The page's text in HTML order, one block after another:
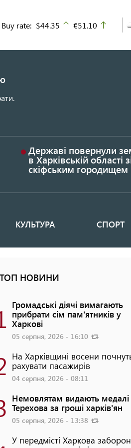
Buy rate: $44.35 up
€51.10
Державі повернули
в Харківській області
скіфським городищем
КУЛЬТУРА СПОРТ
ТОП НОВИНИ
Громадські діячі вимагають
прибрати сім пам'ятників у
Харкові
05 серпня, 2026 - 16:10
На Харківщині восени
рахувати пасажирів
04 серпня, 2026 - 08:11
Немовлятам видають медалі
Терехова за гроші харків'ян
05 серпня, 2026 - 13:38
У передмісті Харкова